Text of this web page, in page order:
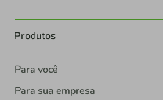
Produtos
Para você
Para sua empresa